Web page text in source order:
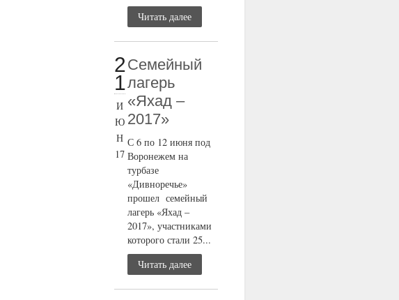
Читать далее
2
1
И
Ю
Н
17
Семейный
лагерь
«Яхад –
2017»
С 6 по 12 июня под
Воронежем на
турбазе
«Дивноречье»
прошел семейный
лагерь «Яхад –
2017», участниками
которого стали 25...
Читать далее